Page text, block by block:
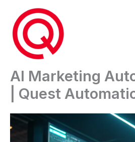
inhoud
AI Marketing
| Quest